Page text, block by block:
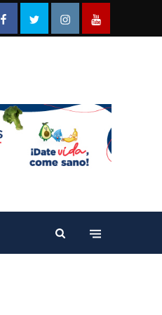
FacebookTwitterInstagramYouTube